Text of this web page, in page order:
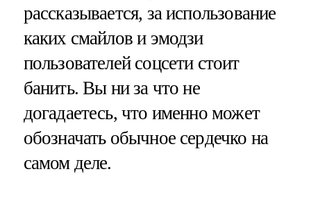
рассказывается, за использование
каких смайлов и эмодзи
пользователей соцсети стоит
банить. Вы ни за что не
догадаетесь, что именно может
обозначать обычное сердечко на
самом деле.